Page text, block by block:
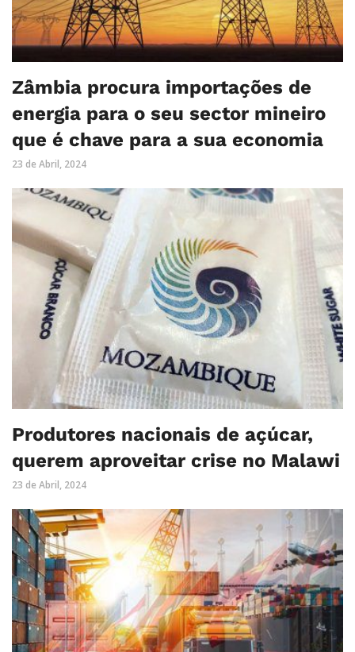
Zâmbia procura importações de
energia para o seu sector mineiro
que é chave para a sua economia
23 de Abril, 2024
Produtores nacionais de açúcar,
querem aproveitar crise no Malawi
23 de Abril, 2024